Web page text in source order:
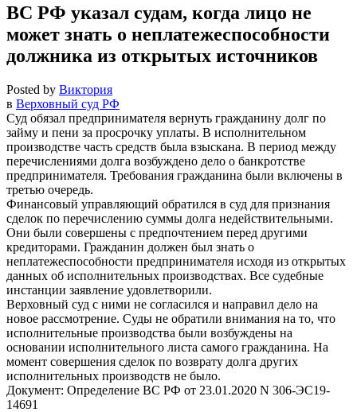
ВС РФ указал судам, когда лицо не
может знать о неплатежеспособности
должника из открытых источников
Posted by Виктория
в Верховный суд РФ
Суд обязал предпринимателя вернуть гражданину долг по
займу и пени за просрочку уплаты. В исполнительном
производстве часть средств была взыскана. В период между
перечислениями долга возбуждено дело о банкротстве
предпринимателя. Требования гражданина были включены в
третью очередь.
Финансовый управляющий обратился в суд для признания
сделок по перечислению суммы долга недействительными.
Они были совершены с предпочтением перед другими
кредиторами. Гражданин должен был знать о
неплатежеспособности предпринимателя исходя из открытых
данных об исполнительных производствах. Все судебные
инстанции заявление удовлетворили.
Верховный суд с ними не согласился и направил дело на
новое рассмотрение. Суды не обратили внимания на то, что
исполнительные производства были возбуждены на
основании исполнительного листа самого гражданина. На
момент совершения сделок по возврату долга других
исполнительных производств не было.
Документ: Определение ВС РФ от 23.01.2020 N 306-ЭС19-
14691